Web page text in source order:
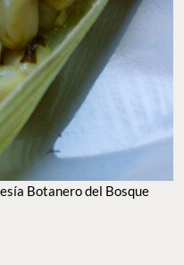
Botanero del Bosque